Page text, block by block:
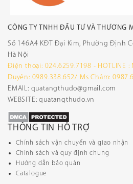
CÔNG TY TNHH ĐẦU TƯ VÀ THƯƠNG
Số 146A4 KĐT Đại Kim, Phường Định
Hà Nội
Điện thoại: 024.6259.7198 - HOTLINE :
Duyên: 0989.338.652/ Ms Châm:
EMAIL: quatangthudo@gmail.com
WEBSITE: quatangthudo.vn
THÔNG TIN HỖ TRỢ
Chính sách vận chuyển và giao nhận
Chính sách và quy định chung
Hướng dẫn bảo quản
Catalogue